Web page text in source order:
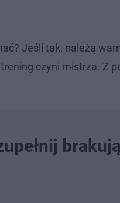
Jeśli tak, należą
czyni mistrza. Z